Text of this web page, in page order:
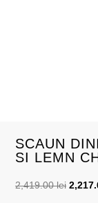
SCAUN
SI LEMN
2,419.00lei